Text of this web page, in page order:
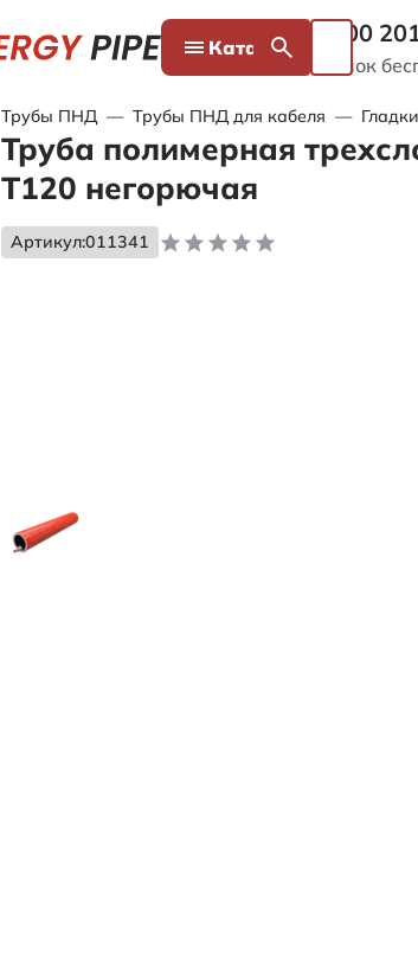
Каталог 8 800
Звонок
Трубы ПНД — Трубы ПНД для кабеля —
Труба полимерная
Т120 негорючая
Артикул:011341